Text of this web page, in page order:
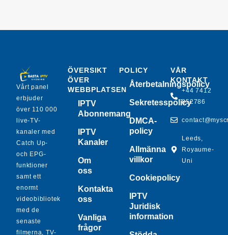
Vårt panel
erbjuder
över 110 000
live-TV-
kanaler med
Catch Up-
och EPG-
funktioner
samt ett
enormt
videobibliotek
med de
senaste
filmerna, TV-
ÖVERSIKT
ÖVER
WEBBPLATSEN
IPTV
Abonnemang
IPTV
Kanaler
Om
oss
Kontakta
oss
Vanliga
frågor
POLICY
Återbetalningspolicy
Sekretesspolicy
DMCA-
policy
Allmänna
villkor
Cookiepolicy
IPTV
Juridisk
information
VÅR
KONTAKT
+44 7412
852786
Leeds,
Royaume-
Uni